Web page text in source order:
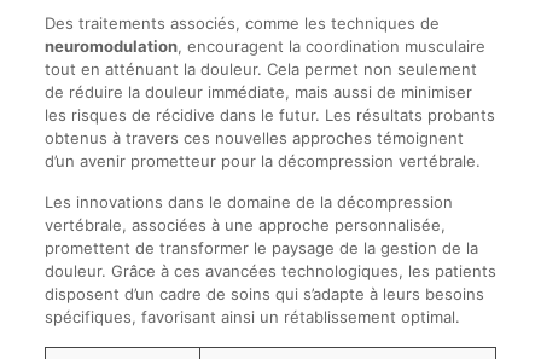
Des traitements associés, comme les techniques de
neuromodulation, encouragent la coordination musculaire
tout en atténuant la douleur. Cela permet non seulement
de réduire la douleur immédiate, mais aussi de minimiser
les risques de récidive dans le futur. Les résultats probants
obtenus à travers ces nouvelles approches témoignent
d’un avenir prometteur pour la décompression vertébrale.
Les innovations dans le domaine de la décompression
vertébrale, associées à une approche personnalisée,
promettent de transformer le paysage de la gestion de la
douleur. Grâce à ces avancées technologiques, les patients
disposent d’un cadre de soins qui s’adapte à leurs besoins
spécifiques, favorisant ainsi un rétablissement optimal.